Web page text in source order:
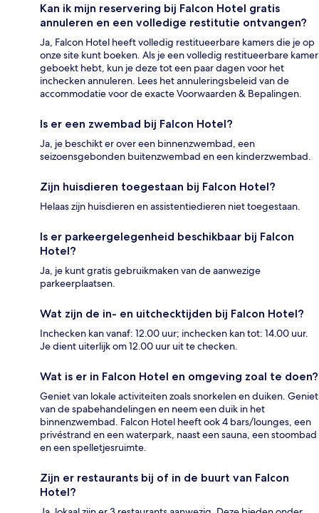
Kan ik mijn reservering bij Falcon Hotel gratis
annuleren en een volledige restitutie ontvangen?
Ja, Falcon Hotel heeft volledig restitueerbare kamers die je op
onze site kunt boeken. Als je een volledig restitueerbare kamer
geboekt hebt, kun je deze tot een paar dagen voor het
inchecken annuleren. Lees het annuleringsbeleid van de
accommodatie voor de exacte Voorwaarden & Bepalingen.
Is er een zwembad bij Falcon Hotel?
Ja, je beschikt er over een binnenzwembad, een
seizoensgebonden buitenzwembad en een kinderzwembad.
Zijn huisdieren toegestaan bij Falcon Hotel?
Helaas zijn huisdieren en assistentiedieren niet toegestaan.
Is er parkeergelegenheid beschikbaar bij Falcon
Hotel?
Ja, je kunt gratis gebruikmaken van de aanwezige
parkeerplaatsen.
Wat zijn de in- en uitchecktijden bij Falcon Hotel?
Inchecken kan vanaf: 12.00 uur; inchecken kan tot: 14.00 uur.
Je dient uiterlijk om 12.00 uur uit te checken.
Wat is er in Falcon Hotel en omgeving zoal te doen?
Geniet van lokale activiteiten zoals snorkelen en duiken. Geniet
van de spabehandelingen en neem een duik in het
binnenzwembad. Falcon Hotel heeft ook 4 bars/lounges, een
privéstrand en een waterpark, naast een sauna, een stoombad
en een spelletjesruimte.
Zijn er restaurants bij of in de buurt van Falcon
Hotel?